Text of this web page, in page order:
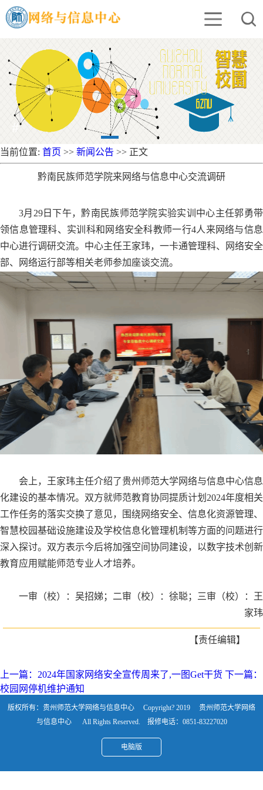
#
当前位置: 首页 >> 新闻公告 >> 正文
黔南民族师范学院来网络与信息中心交流调研
3月29日下午，黔南民族师范学院实验实训中心主任郭勇带
领信息管理科、实训科和网络安全科教师一行4人来网络与信息
中心进行调研交流。中心主任王家玮，一卡通管理科、网络安全
部、网络运行部等相关老师参加座谈交流。
会上，王家玮主任介绍了贵州师范大学网络与信息中心信息
化建设的基本情况。双方就师范教育协同提质计划 2024年度相关
工作任务的落实交换了意见，
围绕网络安全、信息化资源管理、
智慧校园基础设施建设及学校信息化管理机制等方面的问题进行
深入探讨。双方表示今后将加强空间协同建设，以数字技术创新
教育应用赋能师范专业人才培养。
一审（校）：吴招娣；二审（校）：徐聪；三审（校）：王
家玮
【责任编辑】
上一篇：2024年国家网络安全宣传周来了,一图Get干货 下一篇：
校园网停机维护通知
版权所有：贵州师范大学网络与信息中心 Copyright? 2019 贵州师范大学网络
与信息中心 All Rights Reserved. 报修电话：0851-83227020
电脑版